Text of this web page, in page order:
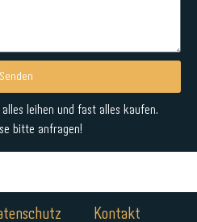
Senden
leihen und fast alles kaufen.
bitte anfragen!
Kontakt